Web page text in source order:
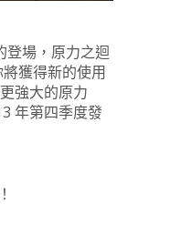
登場，原力之迴
獲得新的使用
強大的原力
年第四季度發